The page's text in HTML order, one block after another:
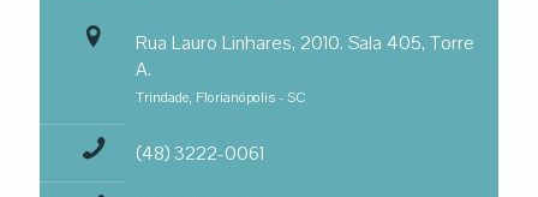
Rua Lauro Linhares, 2010. Sala 405, Torre
A.
Trindade, Florianópolis - SC
(48) 3222-0061